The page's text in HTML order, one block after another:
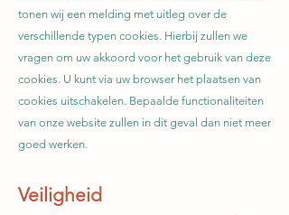
tonen wij een melding met uitleg over de
verschillende typen cookies. Hierbij zullen we
vragen om uw akkoord voor het gebruik van deze
cookies. U kunt via uw browser het plaatsen van
cookies uitschakelen. Bepaalde functionaliteiten
van onze website zullen in dit geval dan niet meer
goed werken.
Veiligheid